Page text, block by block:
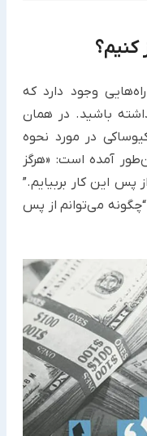
کنیم؟
وجود دارد که
باشید. ‏در همان
در مورد نحوه
آمده است: «هرگز
پس این کار بربیایم.”
می‌توانم از پس